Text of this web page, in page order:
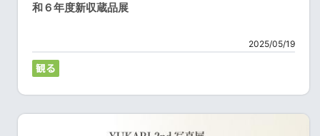
和６年度新収蔵品展
2025/05/19
観る